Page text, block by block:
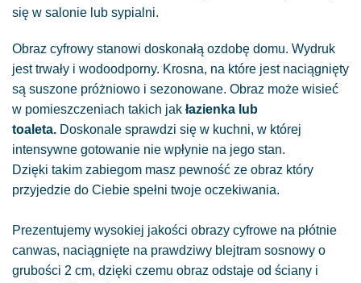
się w salonie lub sypialni.
Obraz cyfrowy stanowi doskonałą ozdobę domu. Wydruk
jest trwały i wodoodporny. Krosna, na które jest naciągnięty
są suszone próżniowo i sezonowane. Obraz może wisieć
w pomieszczeniach takich jak łazienka lub
toaleta. Doskonale sprawdzi się w kuchni, w której
intensywne gotowanie nie wpłynie na jego stan.
Dzięki takim zabiegom masz pewność ze obraz który
przyjedzie do Ciebie spełni twoje oczekiwania.
Prezentujemy wysokiej jakości obrazy cyfrowe na płótnie
canwas, naciągnięte na prawdziwy blejtram sosnowy o
grubości 2 cm, dzięki czemu obraz odstaje od ściany i